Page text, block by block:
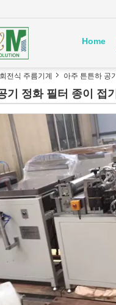
Home
회전식 주름기계 아주 튼튼하 공
기 정화 필터 종이 접